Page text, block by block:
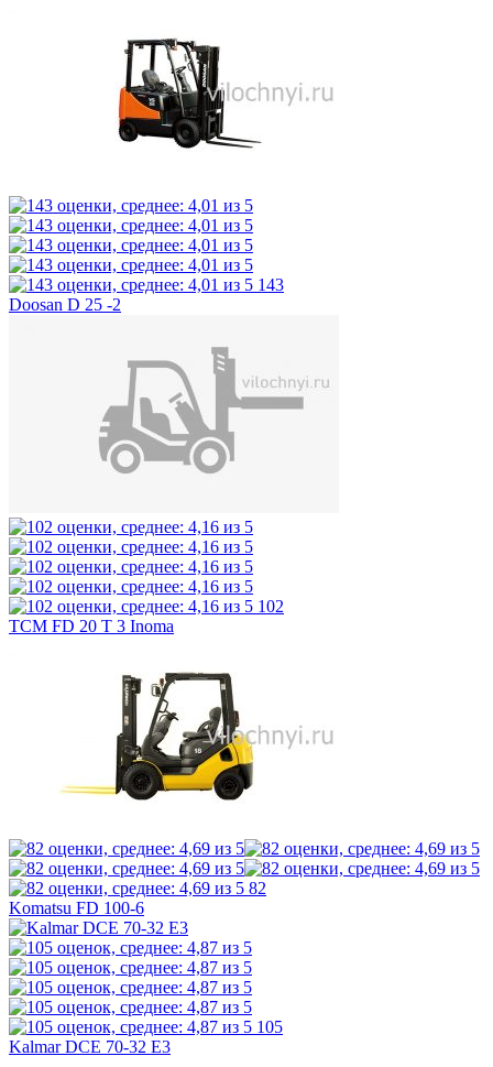
143
Doosan D 25 -2
102
TCM FD 20 T 3 Inoma
82
Komatsu FD 100-6
105
Kalmar DCE 70-32 E3